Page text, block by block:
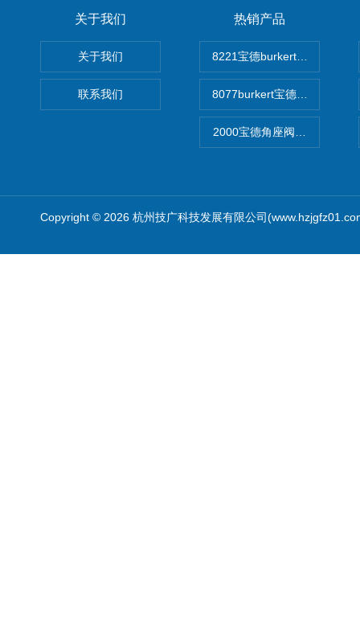
关于我们
关于我们
联系我们
热销产品
8221宝德burkert电导率探头
8077burkert宝德椭圆齿轮脉
2000宝德角座阀德国宝帝
Copyright © 2026 杭州技广科技发展有限公司